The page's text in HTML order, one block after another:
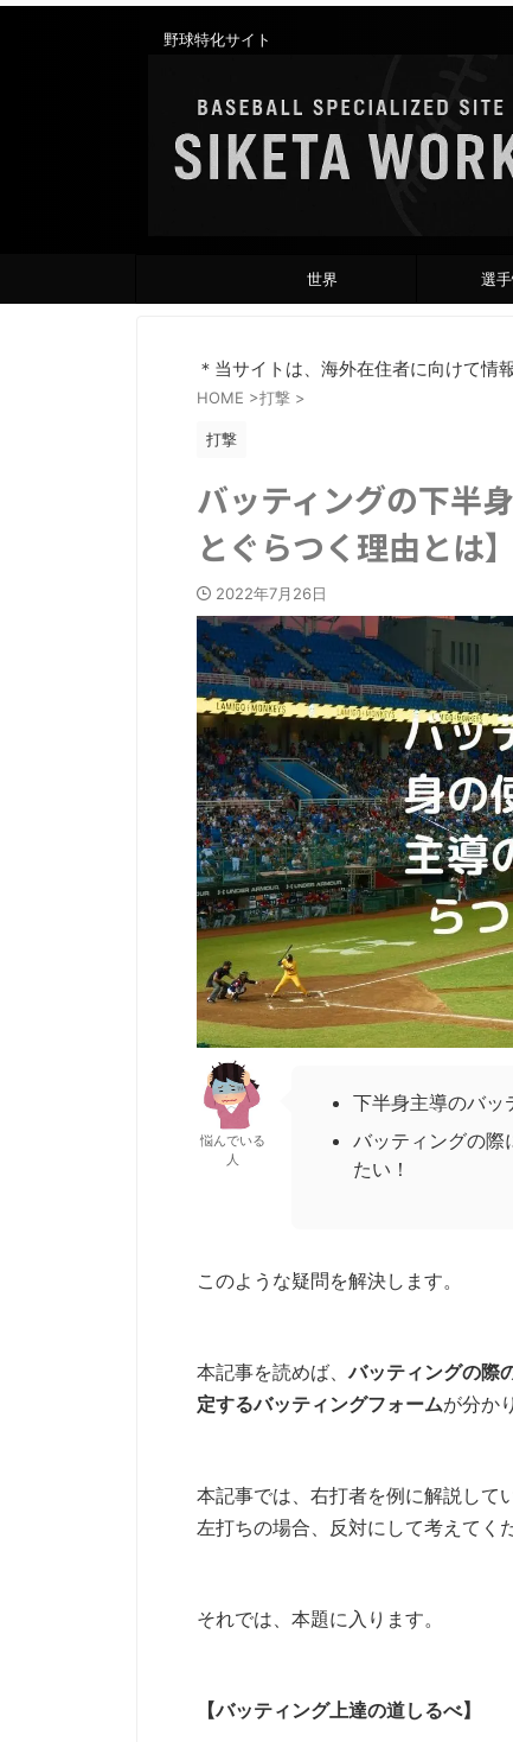
野球特化サイト
世界 選
＊当サイトは、海外在住者に向けて情
HOME >打撃 >
打撃
バッティングの下半
とぐらつく理由とは】
2022年7月26日
悩んでいる
人
下半身主導のバッ
バッティングの際
たい！
このような疑問を解決します。
本記事を読めば、バッティングの際
定するバッティングフォームが分か
本記事では、右打者を例に解説して
左打ちの場合、反対にして考えてく
それでは、本題に入ります。
【バッティング上達の道しるべ】